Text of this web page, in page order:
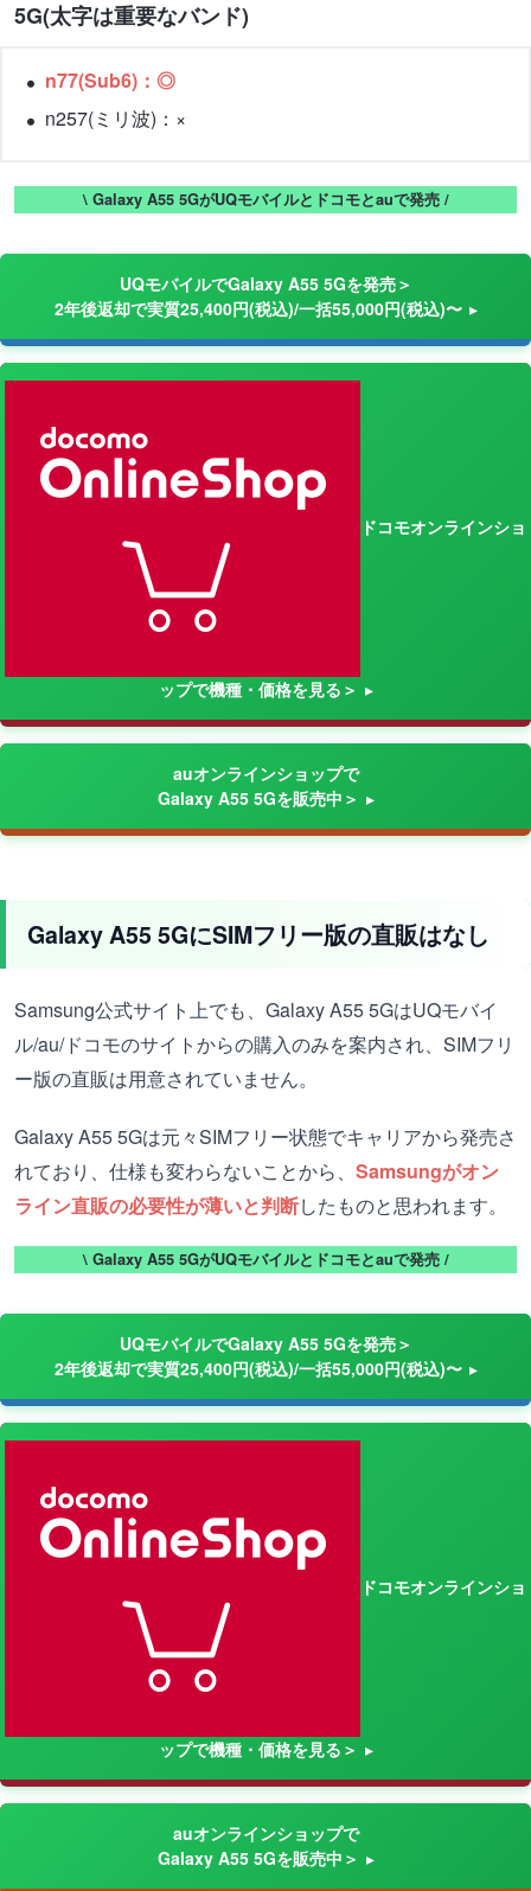
5G(太字は重要なバンド)
n77(Sub6)：◎
n257(ミリ波)：×
\ Galaxy A55 5GがUQモバイルとドコモとauで発売 /
UQモバイルでGalaxy A55 5Gを発売＞
2年後返却で実質25,400円(税込)/一括55,000円(税込)〜
ドコモオンラインショ
ップで機種・価格を見る＞
auオンラインショップで
Galaxy A55 5Gを販売中＞
Galaxy A55 5GにSIMフリー版の直販はなし
Samsung公式サイト上でも、Galaxy A55 5GはUQモバイ
ル/au/ドコモのサイトからの購入のみを案内され、SIMフリ
ー版の直販は用意されていません。
Galaxy A55 5Gは元々SIMフリー状態でキャリアから発売さ
れており、仕様も変わらないことから、 Samsungがオン
ライン直販の必要性が薄いと判断したものと思われます。
\ Galaxy A55 5GがUQモバイルとドコモとauで発売 /
UQモバイルでGalaxy A55 5Gを発売＞
2年後返却で実質25,400円(税込)/一括55,000円(税込)〜
ドコモオンラインショ
ップで機種・価格を見る＞
auオンラインショップで
Galaxy A55 5Gを販売中＞